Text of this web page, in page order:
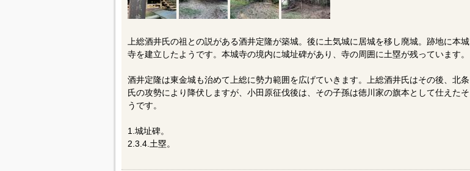
上総酒井氏の祖との説がある酒井定隆が築城。後に土気城に居城を移し廃城。跡地に本城
寺を建立したようです。本城寺の境内に城址碑があり、寺の周囲に土塁が残っています。
酒井定隆は東金城も治めて上総に勢力範囲を広げていきます。上総酒井氏はその後、北条
氏の攻勢により降伏しますが、小田原征伐後は、その子孫は徳川家の旗本として仕えたそ
うです。
1.城址碑。
2.3.4.土塁。